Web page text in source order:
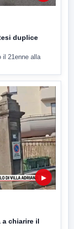
duplice
il 21enne alla
▶
a chiarire il